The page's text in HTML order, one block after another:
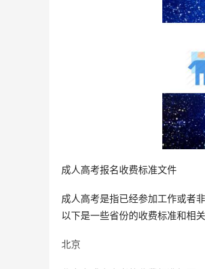
成人高考报名收费标准文件
成人高考是指已经参加工作或者
以下是一些省份的收费标准和相关
北京